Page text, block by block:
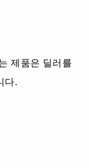
제품은 딜러를
다.